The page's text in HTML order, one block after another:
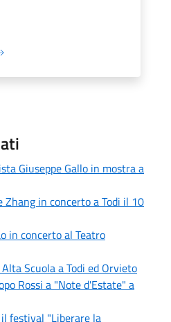
Giuseppe Gallo in mostra a
Zhang in concerto a Todi il 10
in concerto al Teatro
Scuola a Todi ed Orvieto
Rossi a "Note d'Estate" a
festival "Liberare la